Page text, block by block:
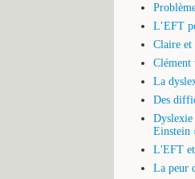
L’EFT
Claire et
Clément
La
Des
Dyslexie
Einstein
L'EFT
La peur